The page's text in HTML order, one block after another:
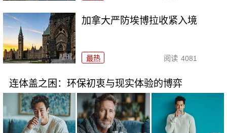
加拿大严防埃博拉收紧入境
最热 阅读 4081
连体盖之困：环保初衷与现实体验的博弈